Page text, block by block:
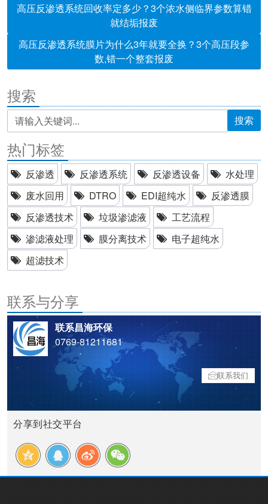
高压反渗透系统回收率定多少？3个浓水侧临界参数算错
就结垢报废
高压反渗透系统膜片为什么3年就要全换？3个高压段参
数,错一个整套报废
搜索
搜索
热门标签
反渗透 反渗透系统 反渗透设备
水处理
废水回用
DTRO EDI超纯水
反渗透膜
反渗透技术
垃圾渗滤液
工艺流程
渗滤液处理
膜分离技术
电子超纯水
超滤技术
联系与分享
联系昌海环保
0769-81211681
联系我们
分享到社交平台